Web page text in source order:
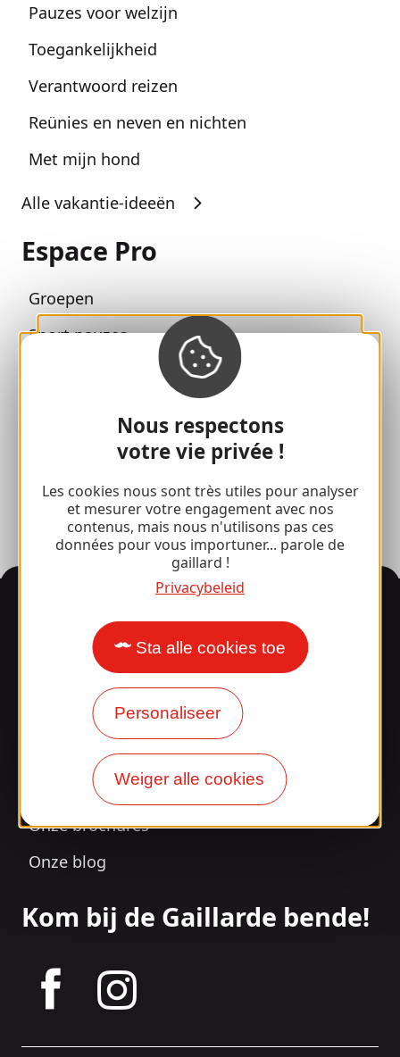
Nous respectons
votre vie privée !
Les cookies nous sont très utiles pour analyser
et mesurer votre engagement avec nos
contenus, mais nous n'utilisons pas ces
données pour vous importuner... parole de
gaillard !
Privacybeleid
Sta alle cookies toe
Personaliseer
Weiger alle cookies
Pauzes voor welzijn
Toegankelijkheid
Verantwoord reizen
Reünies en neven en nichten
Met mijn hond
Alle vakantie-ideeën
Espace Pro
Groepen
Sport pauzes
100% Gaillard Club
Fotobibliotheek
Perszaal
Verrast door ons
ontwerp?
Onze openingstijden
Toegang en transport
Onze brochures
Onze blog
Kom bij de Gaillarde bende!